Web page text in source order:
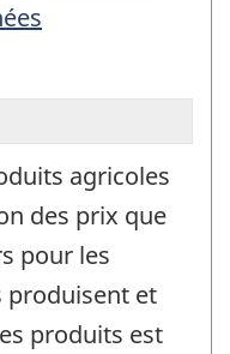
agricoles
des prix que
pour les
et
produits est